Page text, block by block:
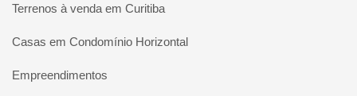
Terrenos à venda em Curitiba
Casas em Condomínio Horizontal
Empreendimentos